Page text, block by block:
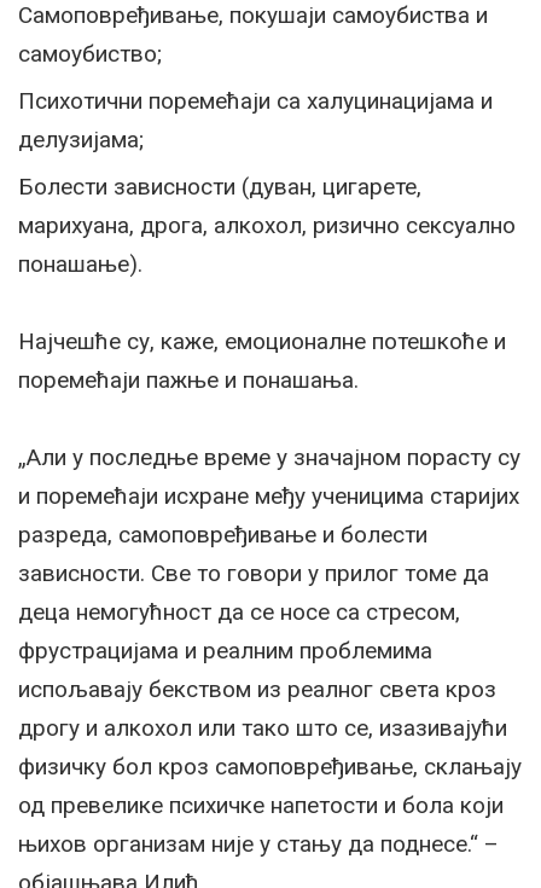
Самоповређивање, покушаји самоубиства и
самоубиство;
Психотични поремећаји са халуцинацијама и
делузијама;
Болести зависности (дуван, цигарете,
марихуана, дрога, алкохол, ризично сексуално
понашање).
Најчешће су, каже, емоционалне потешкоће и
поремећаји пажње и понашања.
„Али у последње време у значајном порасту су
и поремећаји исхране међу ученицима старијих
разреда, самоповређивање и болести
зависности. Све то говори у прилог томе да
деца немогућност да се носе са стресом,
фрустрацијама и реалним проблемима
испољавају бекством из реалног света кроз
дрогу и алкохол или тако што се, изазивајући
физичку бол кроз самоповређивање, склањају
од превелике психичке напетости и бола који
њихов организам није у стању да поднесе.“ –